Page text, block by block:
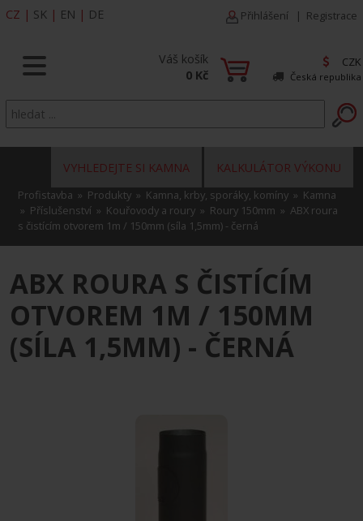
CZ | SK | EN | DE Přihlášení | Registrace
Váš košík
0 Kč
CZK
Česká republika
KALKULÁTOR VÝKONU
VYHLEDEJTE SI KAMNA
Profistavba » Produkty » Kamna, krby, sporáky, komíny » Kamna
» Příslušenství » Kouřovody a roury » Roury 150mm » ABX roura
s čistícím otvorem 1m / 150mm (síla 1,5mm) - černá
ABX ROURA S ČISTÍCÍM
OTVOREM 1M / 150MM
(SÍLA 1,5MM) - ČERNÁ